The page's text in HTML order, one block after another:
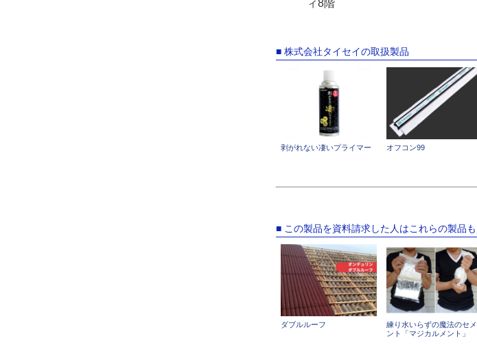
ィ8階
■ 株式会社タイセイの取扱製品
剥がれない凄いプライマー オフコン99
■ この製品を資料請求した人はこれらの製品
ダブルルーフ
練り水いらずの魔法のセメ
ント「マジカルメント」